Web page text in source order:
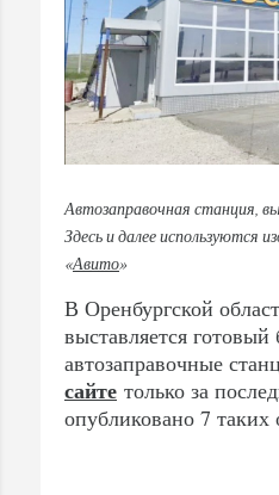
Автозаправочная станция,
Здесь и далее используются
«Авито»
В Оренбургской
выставляется
автозаправочные
сайте только за
опубликовано 7 таких